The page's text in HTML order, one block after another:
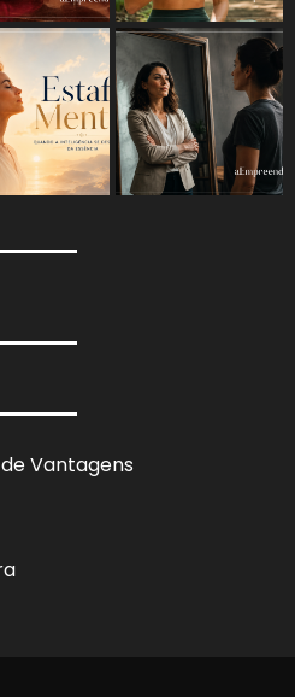
Vantagens